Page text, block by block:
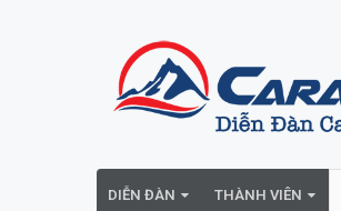
DIỄN ĐÀN THÀNH VIÊN